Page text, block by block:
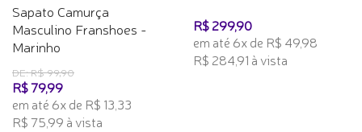
Sapato Camurça
Masculino Franshoes -
Marinho
DE: R$ 99,90
R$ 79,99
em até 6x de R$ 13,33
R$ 75,99 à vista
R$ 299,90
em até 6x de R$ 49,98
R$ 284,91 à vista